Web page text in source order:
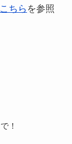
こちら を参照
で！